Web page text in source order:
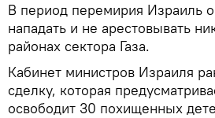
В период перемирия Израиль
нападать и не арестовывать
районах сектора Газа.
Кабинет министров Израиля
сделку, которая
освободит 30 похищенных